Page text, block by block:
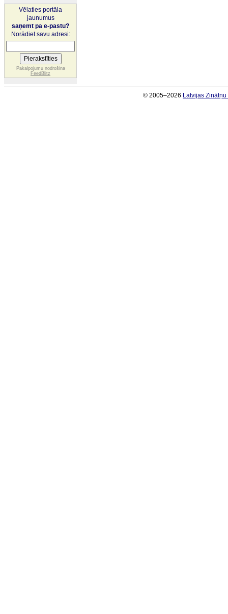
Vēlaties portāla
jaunumus
saņemt pa e-pastu?
Norādiet savu adresi:
Pakalpojumu nodrošina
FeedBlitz
© 2005–2026 Latvijas